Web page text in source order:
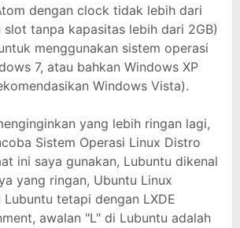
dengan clock tidak lebih dari
slot tanpa kapasitas lebih dari 2GB)
menggunakan sistem operasi
7, atau bahkan Windows XP
Windows Vista).
yang lebih ringan lagi,
Sistem Operasi Linux Distro
ini saya gunakan, Lubuntu dikenal
yang ringan, Ubuntu Linux
tetapi dengan LXDE
awalan "L" di Lubuntu adalah